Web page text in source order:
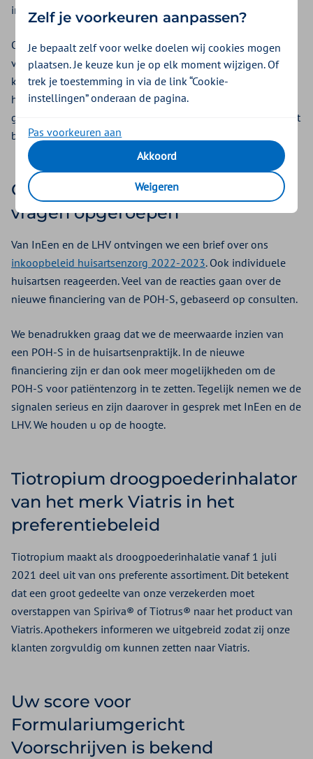
impuls.
Om het maximale uit deze impuls te halen, delen we goede
voorbeelden en verkennen de mogelijkheden voor een
kennisevent begin 2022. We houden u daarover op de
hoogte. Mocht u op dit moment vragen hebben over de
gelden en de ontwikkelingen in uw regio, dan kunt u terecht
bij uw regio-organisatie.
Ons nieuwe inkoopbeleid heeft
vragen opgeroepen
Van InEen en de LHV ontvingen we een brief over ons
inkoopbeleid huisartsenzorg 2022-2023. Ook individuele
huisartsen reageerden. Veel van de reacties gaan over de
nieuwe financiering van de POH-S, gebaseerd op consulten.
We benadrukken graag dat we de meerwaarde inzien van
een POH-S in de huisartsenpraktijk. In de nieuwe
financiering zijn er dan ook meer mogelijkheden om de
POH-S voor patiëntenzorg in te zetten. Tegelijk nemen we de
signalen serieus en zijn daarover in gesprek met InEen en de
LHV. We houden u op de hoogte.
Tiotropium droogpoederinhalator
van het merk Viatris in het
preferentiebeleid
Tiotropium maakt als droogpoederinhalatie vanaf 1 juli
2021 deel uit van ons preferente assortiment. Dit betekent
dat een groot gedeelte van onze verzekerden moet
overstappen van Spiriva® of Tiotrus® naar het product van
Viatris. Apothekers informeren we uitgebreid zodat zij onze
klanten zorgvuldig om kunnen zetten naar Viatris.
Uw score voor
Formulariumgericht
Voorschrijven is bekend
Zelf je voorkeuren aanpassen?
Je bepaalt zelf voor welke doelen wij cookies mogen
plaatsen. Je keuze kun je op elk moment wijzigen. Of
trek je toestemming in via de link “Cookie-
instellingen” onderaan de pagina.
Pas voorkeuren aan
Akkoord
Weigeren